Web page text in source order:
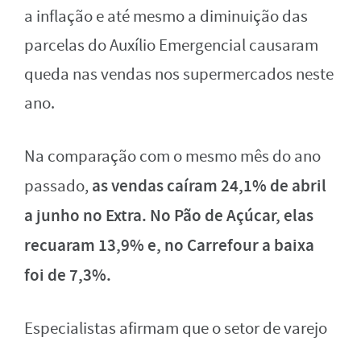
a inflação e até mesmo a diminuição das
parcelas do Auxílio Emergencial causaram
queda nas vendas nos supermercados neste
ano.
Na comparação com o mesmo mês do ano
passado, as vendas caíram 24,1% de abril
a junho no Extra. No Pão de Açúcar, elas
recuaram 13,9% e, no Carrefour a baixa
foi de 7,3%.
Especialistas afirmam que o setor de varejo